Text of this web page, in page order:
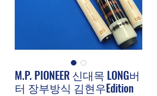
M.P. PIONEER 신대목 LONG버
터 장부방식 김현우Edition